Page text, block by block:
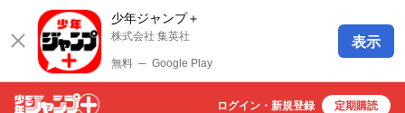
少年ジャンプ＋
株式会社 集英社
無料 ─ Google Play
表示
ログイン・ 新規登録 定期購読